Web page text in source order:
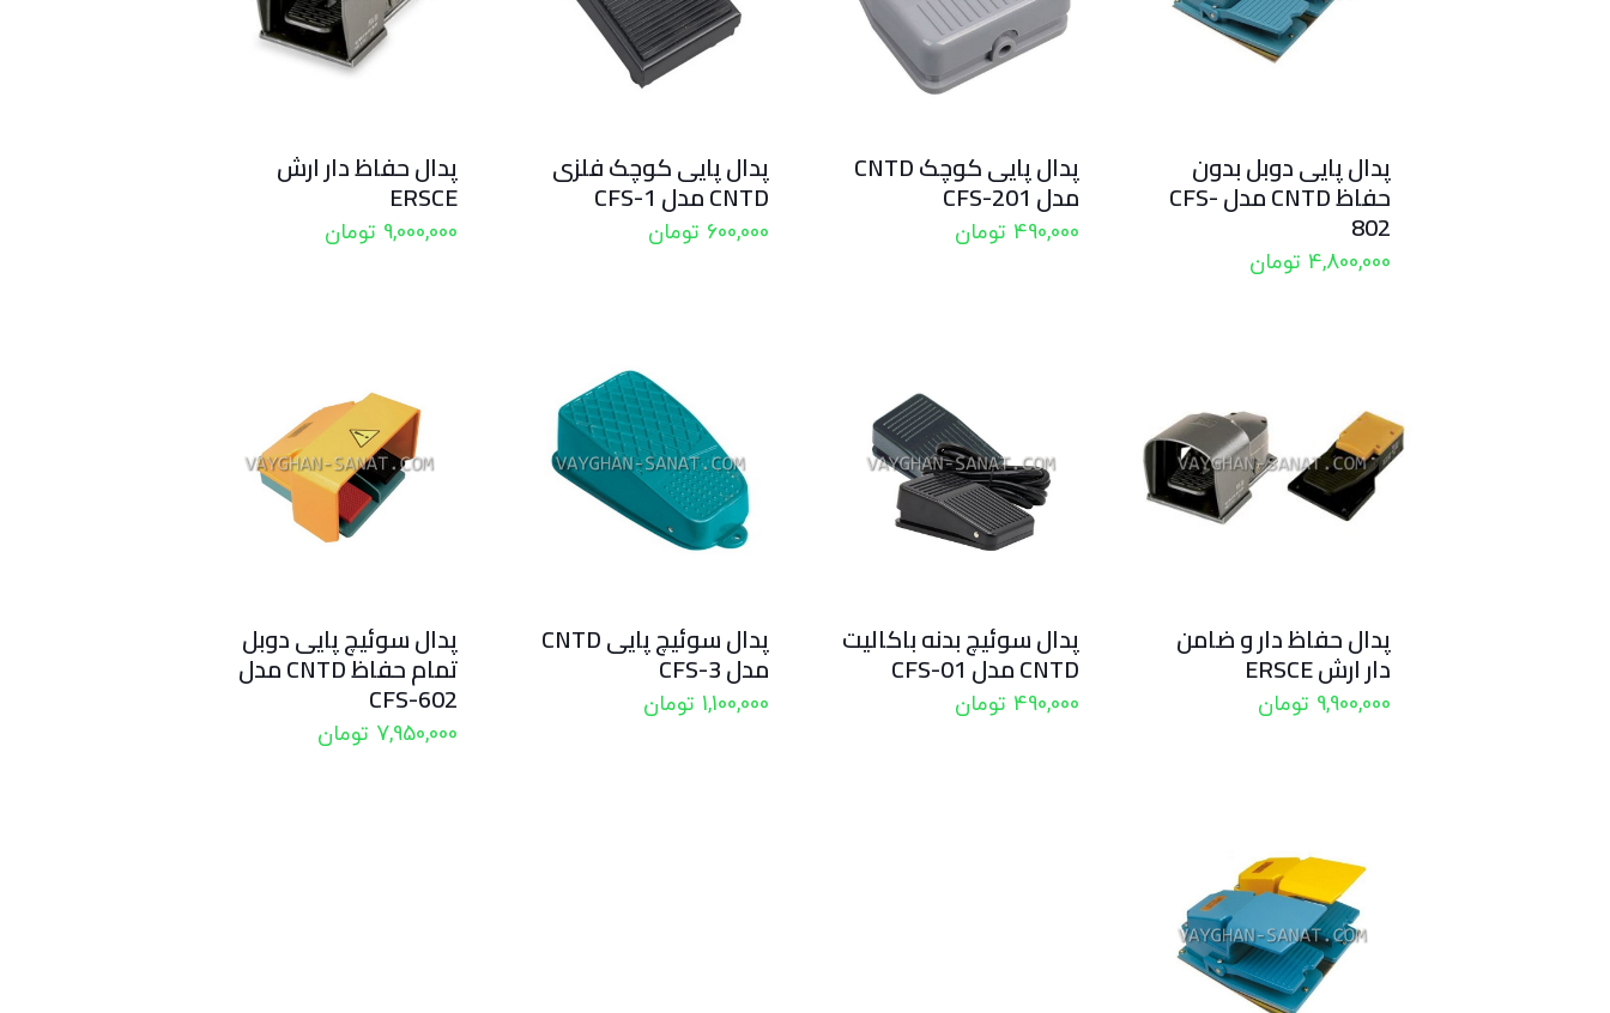
پدال پایی دوبل بدون
حفاظ CNTD مدل CFS-
802
4,800,000 تومان
پدال پایی کوچک CNTD
مدل CFS-201
490,000 تومان
پدال پایی کوچک فلزی
CNTD مدل CFS-1
600,000 تومان
پدال حفاظ دار ارش
ERSCE
9,000,000 تومان
پدال حفاظ دار و ضامن
دار ارش ERSCE
9,900,000 تومان
پدال سوئیچ بدنه باکالیت
CNTD مدل CFS-01
490,000 تومان
پدال سوئیچ پایی CNTD
مدل CFS-3
1,100,000 تومان
پدال سوئیچ پایی دوبل
تمام حفاظ CNTD مدل
CFS-602
7,950,000 تومان